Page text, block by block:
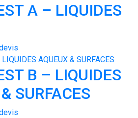
A – LIQUIDES
B – LIQUIDES
SURFACES